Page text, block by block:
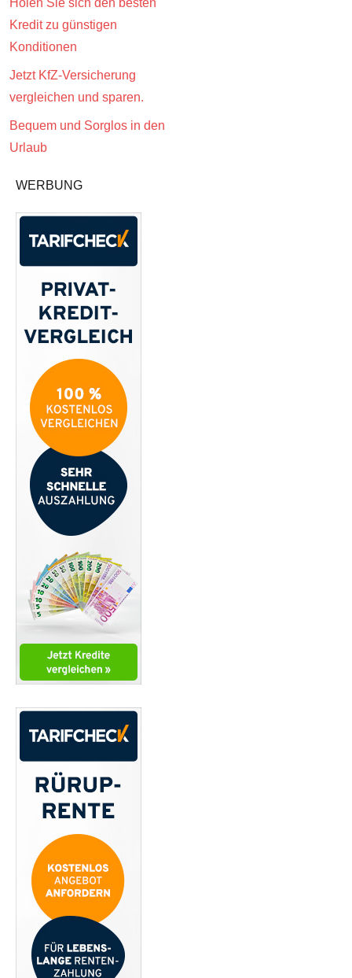
Kredit zu günstigen
Konditionen
Jetzt KfZ-Versicherung
vergleichen und sparen.
Bequem und Sorglos in den
Urlaub
WERBUNG